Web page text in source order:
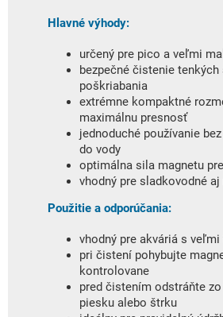
Hlavné výhody:
určený pre pico a veľmi
bezpečné čistenie tenkých
poškriabania
extrémne kompaktné
maximálnu presnosť
jednoduché používanie
do vody
optimálna sila magnetu
vhodný pre sladkovodné
Použitie a odporúčania:
vhodný pre akváriá s
pri čistení pohybujte
kontrolovane
pred čistením odstráňte
piesku alebo štrku